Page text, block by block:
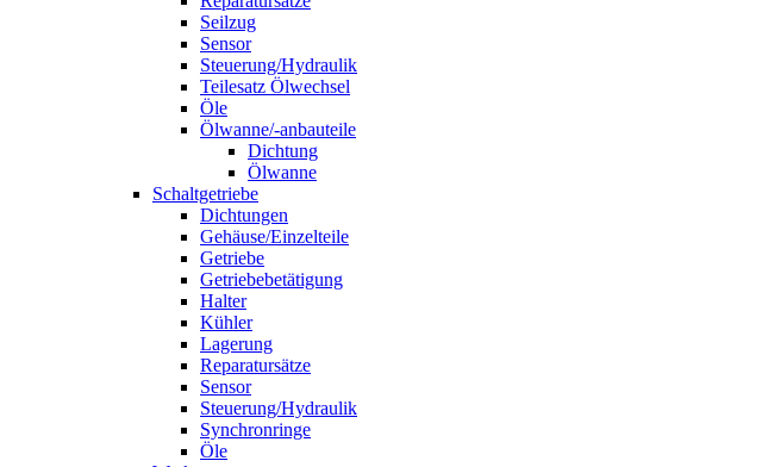
Seilzug
Sensor
Steuerung/Hydraulik
Teilesatz Ölwechsel
Öle
Ölwanne/-anbauteile
Dichtung
Ölwanne
Schaltgetriebe
Dichtungen
Gehäuse/Einzelteile
Getriebe
Getriebebetätigung
Halter
Kühler
Lagerung
Reparatursätze
Sensor
Steuerung/Hydraulik
Synchronringe
Öle